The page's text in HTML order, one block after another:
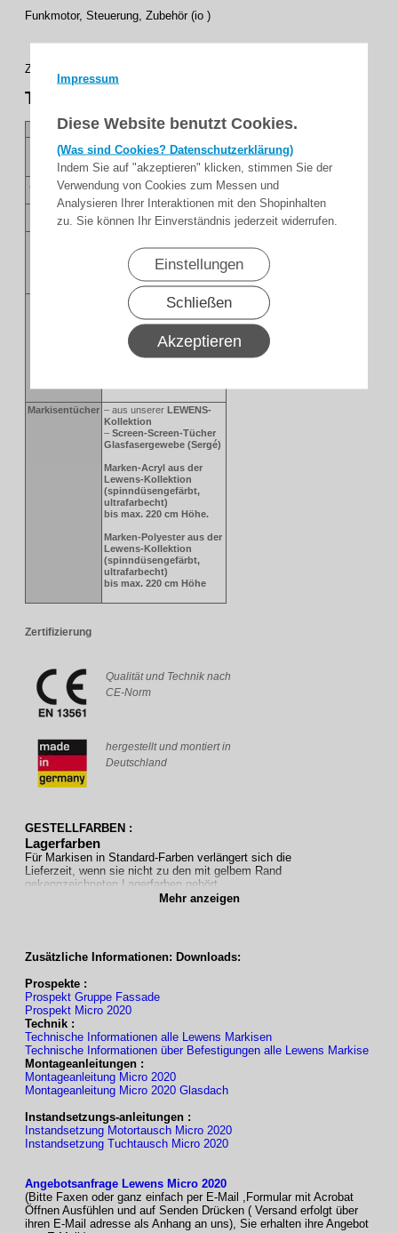
Impressum
Diese Website benutzt Cookies.
(Was sind Cookies? Datenschutzerklärung)
Indem Sie auf "akzeptieren" klicken, stimmen Sie der
Verwendung von Cookies zum Messen und
Analysieren Ihrer Interaktionen mit den Shopinhalten
zu. Sie können Ihr Einverständnis jederzeit widerrufen.
Einstellungen
Schließen
Akzeptieren
Funkmotor, Steuerung, Zubehör (io )
Zentimetergenaue Anfertigung in allen Zwischenbreiten und Höhen!
Techn. Daten
TYP
2020(Z) GESCHLOSSEN
Feldbreiten
Motorantrieb
max. 600 cm
Anlagenhöhen
max. 270 cm
Antrieb
Seitenschienen für
Wandmontage und
notwendige Aufnahmeprofile
Wand ab 401 cm Breite
17 RAL-Farbenund6
Strukturlacke
silber natur: E6/EV1
Eloxal; Detailelemente silber
RAL 9006 (Minderpreis)
– Sonder-RAL (Mehrpreis)
Markisentücher – aus unserer LEWENS-
Kollektion
– Screen-Screen-Tücher
Glasfasergewebe (Sergé)
Marken-Acryl aus der
Lewens-Kollektion
(spinndüsengefärbt,
ultrafarbecht)
bis max. 220 cm Höhe.
Marken-Polyester aus der
Lewens-Kollektion
(spinndüsengefärbt,
ultrafarbecht)
bis max. 220 cm Höhe
Zertifizierung
Qualität und Technik nach
CE-Norm
hergestellt und montiert in
Deutschland
GESTELLFARBEN :
Lagerfarben
Für Markisen in Standard-Farben verlängert sich die
Lieferzeit, wenn sie nicht zu den mit gelbem Rand
gekennzeichneten Lagerfarben gehört.
eineZusatzfarbenach Wunsch zu wählen.
Infomation Finden Sie
STOFFE :
aus denen Sommerträume sind.
Finden Sie Ihren persönlichen Favoriten: maritime Blautöne,
sommerliche Gelb-Orange-Töne, warme Erd- und feurige Rottöne,
Unsere neue Kollektion bietet Ihnen neben Acryl- und
Polyesterstoffen auch luftdurchlässige Screen- und Soltis-Gewebe
quer durch die gesamte Farbpalette.
Info über Stoff Arten für welche Markisen typen angemessen
sind als PDF
Hier Finden Sie unsere Stoffe 2025 als PDF
Stoffe Screen (07/2024) als PDF
Mehr anzeigen
Zusätzliche Informationen: Downloads:
Prospekte :
Prospekt Gruppe Fassade
Prospekt Micro 2020
Technik :
Technische Informationen alle Lewens Markisen
Technische Informationen über Befestigungen alle Lewens Markise
Montageanleitungen :
Montageanleitung Micro 2020
Montageanleitung Micro 2020 Glasdach
Instandsetzungs-anleitungen :
Instandsetzung Motortausch Micro 2020
Instandsetzung Tuchtausch Micro 2020
Angebotsanfrage Lewens Micro 2020
(Bitte Faxen oder ganz einfach per E-Mail ,Formular mit Acrobat
Öffnen Ausfühlen und auf Senden Drücken ( Versand erfolgt über
ihren E-Mail adresse als Anhang an uns), Sie erhalten ihre Angebot